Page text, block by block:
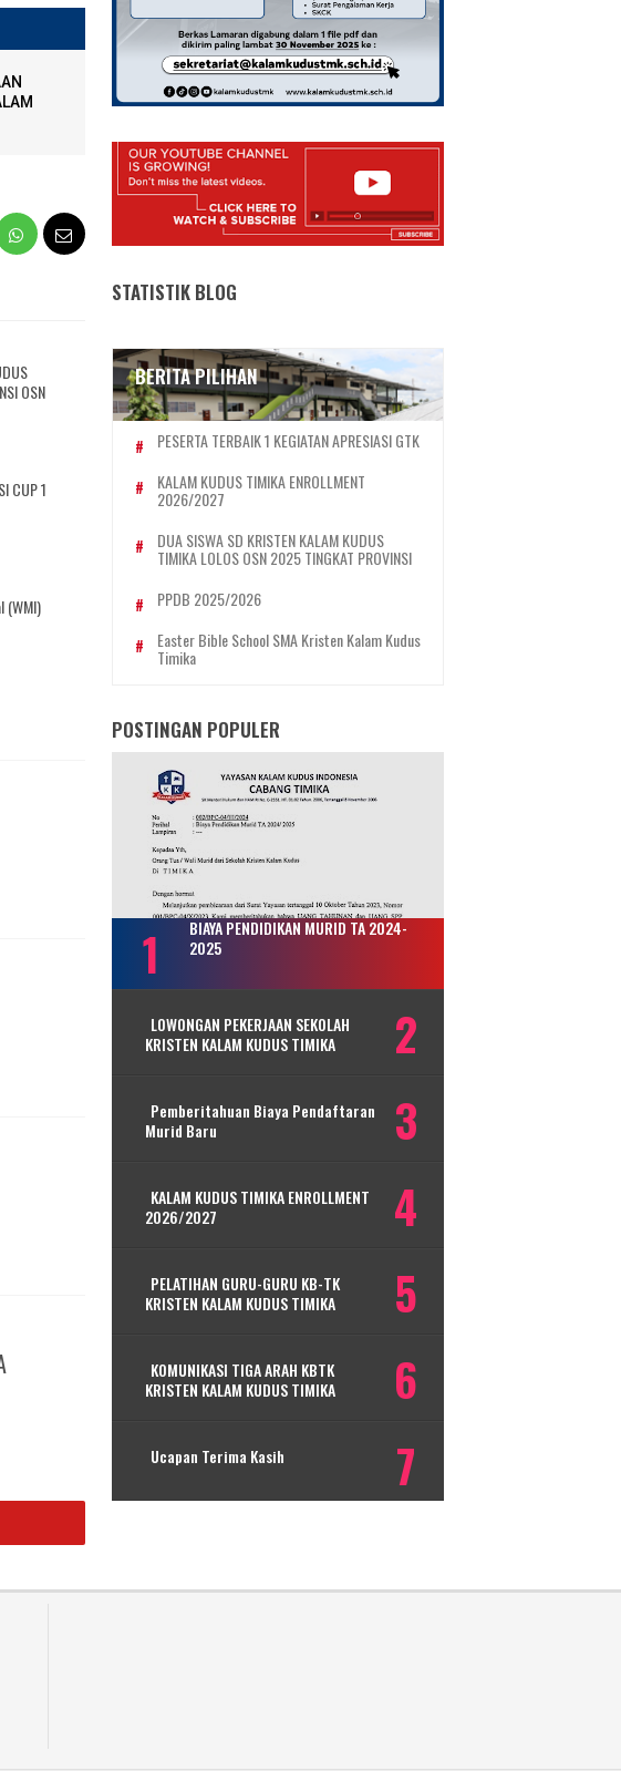
OSN
CUP 1
(WMI)
STATISTIK BLOG
BERITA PILIHAN
PESERTA TERBAIK 1 KEGIATAN APRESIASI GTK
KALAM KUDUS TIMIKA ENROLLMENT
2026/2027
DUA SISWA SD KRISTEN KALAM KUDUS
TIMIKA LOLOS OSN 2025 TINGKAT PROVINSI
PPDB 2025/2026
Easter Bible School SMA Kristen Kalam Kudus
Timika
POSTINGAN POPULER
BIAYA PENDIDIKAN MURID TA 2024-
2025
LOWONGAN PEKERJAAN SEKOLAH
KRISTEN KALAM KUDUS TIMIKA
Pemberitahuan Biaya Pendaftaran
Murid Baru
KALAM KUDUS TIMIKA ENROLLMENT
2026/2027
PELATIHAN GURU-GURU KB-TK
KRISTEN KALAM KUDUS TIMIKA
KOMUNIKASI TIGA ARAH KBTK
KRISTEN KALAM KUDUS TIMIKA
Ucapan Terima Kasih